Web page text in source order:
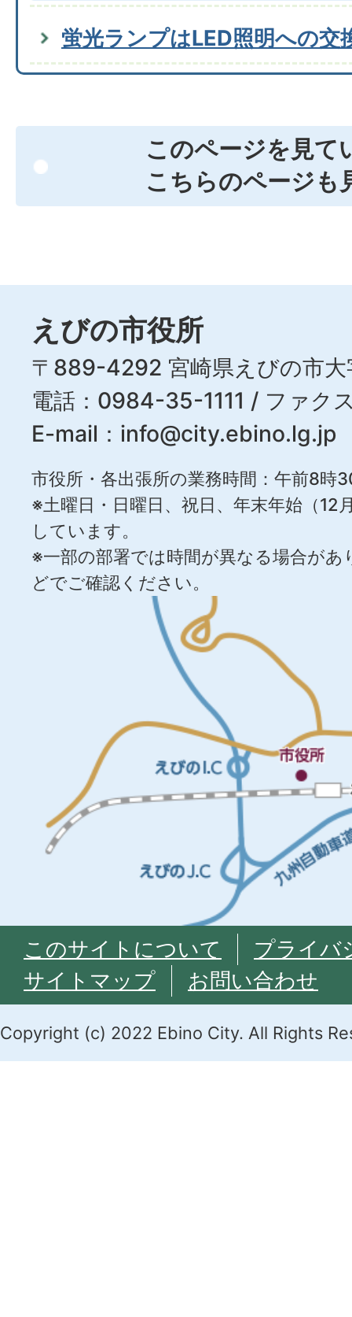
蛍光ランプはLED照明への交
このページを見て
こちらのページも
えびの市役所
〒889-4292 宮崎県えびの市大
電話：0984-35-1111 / ファ
E-mail： info@city.ebino.lg.jp
市役所・各出張所の業務時間：午前8時
※土曜日・日曜日、祝日、年末年始（12
しています。
※一部の部署では時間が異なる場合が
どでご確認ください。
このサイトについて
プライバ
サイトマップ
お問い合わせ
Copyright (c) 2022 Ebino City. All Rights